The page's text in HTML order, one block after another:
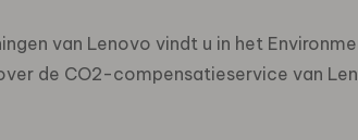
van Lenovo vindt u in het
de CO2-compensatieservice van